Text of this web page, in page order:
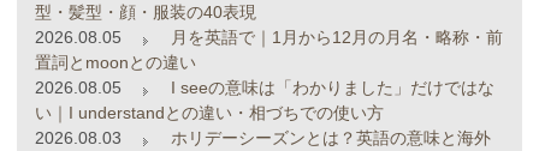
型・髪型・顔・服装の40表現
2026.08.05
月を英語で｜1月から12月の月名・略称・前
置詞とmoonとの違い
2026.08.05
I seeの意味は「わかりました」だけではな
い｜I understandとの違い・相づちでの使い方
2026.08.03
ホリデーシーズンとは？英語の意味と海外